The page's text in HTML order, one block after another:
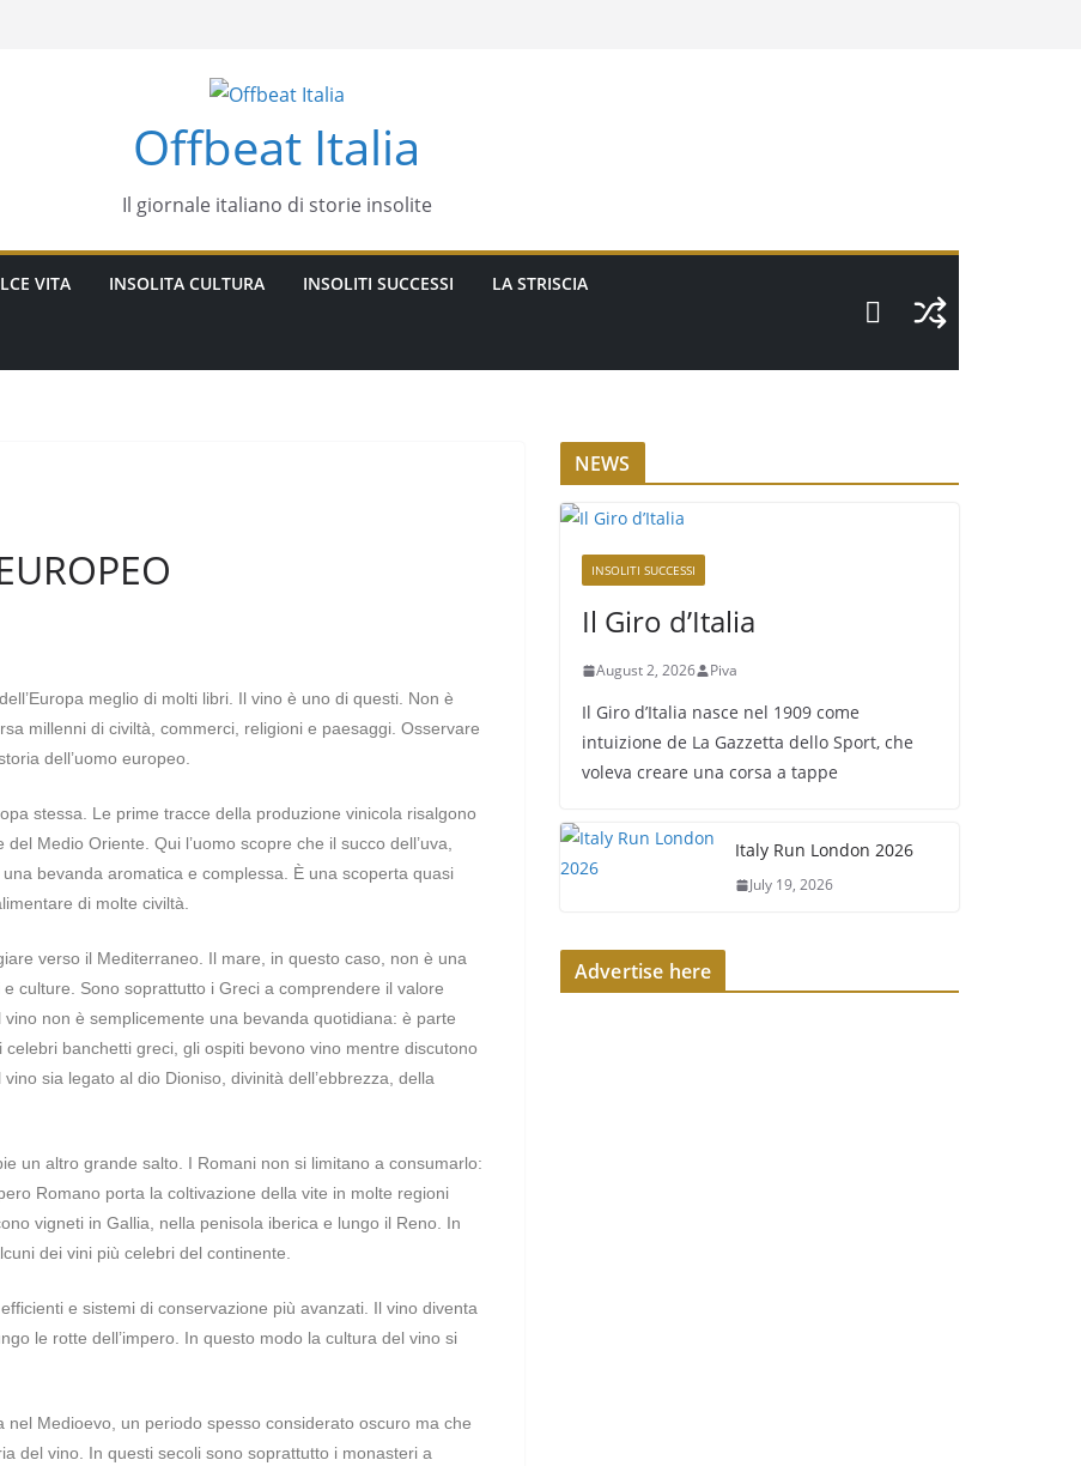
Offbeat Italia
Il giornale italiano di storie insolite
VITA INSOLITA CULTURA INSOLITI SUCCESSI LA STRISCIA
meglio di molti libri. Il vino è uno di questi. Non è
millenni di civiltà, commerci, religioni e paesaggi. Osservare
dell’uomo europeo.
stessa. Le prime tracce della produzione vinicola risalgono
Medio Oriente. Qui l’uomo scopre che il succo dell’uva,
bevanda aromatica e complessa. È una scoperta quasi
di molte civiltà.
verso il Mediterraneo. Il mare, in questo caso, non è una
culture. Sono soprattutto i Greci a comprendere il valore
non è semplicemente una bevanda quotidiana: è parte
banchetti greci, gli ospiti bevono vino mentre discutono
sia legato al dio Dioniso, divinità dell’ebbrezza, della
un altro grande salto. I Romani non si limitano a consumarlo:
Romano porta la coltivazione della vite in molte regioni
vigneti in Gallia, nella penisola iberica e lungo il Reno. In
dei vini più celebri del continente.
e sistemi di conservazione più avanzati. Il vino diventa
le rotte dell’impero. In questo modo la cultura del vino si
nel Medioevo, un periodo spesso considerato oscuro ma che
del vino. In questi secoli sono soprattutto i monasteri a
NEWS
INSOLITI SUCCESSI
Il Giro d’Italia
August 2, 2026 Piva
Il Giro d’Italia nasce nel 1909 come
intuizione de La Gazzetta dello Sport, che
voleva creare una corsa a tappe
Italy Run London 2026
July 19, 2026
Advertise here